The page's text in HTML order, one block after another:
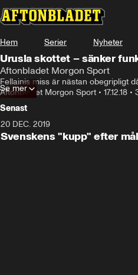
Hem Serier Nyheter
Urusla skottet – sänker
Aftonbladet Morgon Sport
Fellainis miss är nästan obegripligt
Aftonbladet Morgon Sport • 17.12.18 •
Se mer
Senast
20 DEC. 2019
Svenskens "kupp" efter